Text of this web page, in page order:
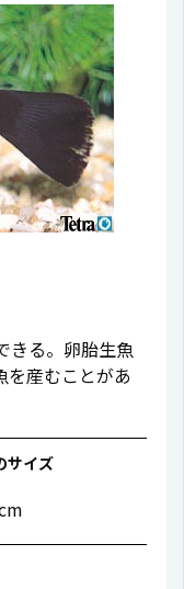
きる。卵胎生魚
を産むことがあ
サイズ